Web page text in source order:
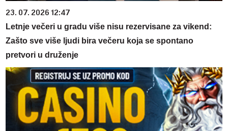
23. 07. 2026 12:47
Letnje večeri u gradu više nisu rezervisane za vikend:
Zašto sve više ljudi bira večeru koja se spontano
pretvori u druženje